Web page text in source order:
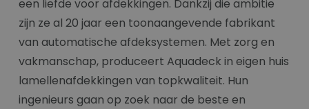
een liefde voor afdekkingen. Dankzij die ambitie
zijn ze al 20 jaar een toonaangevende fabrikant
van automatische afdeksystemen. Met zorg en
vakmanschap, produceert Aquadeck in eigen huis
lamellenafdekkingen van topkwaliteit. Hun
ingenieurs gaan op zoek naar de beste en